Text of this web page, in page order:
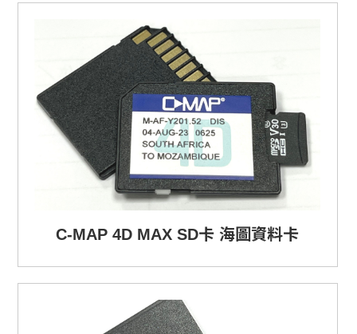
C-MAP 4D MAX SD卡 海圖資料卡